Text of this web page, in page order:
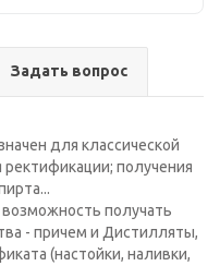
Задать вопрос
для классической
получения
получать
- причем и Дистилляты,
(настойки, наливки,